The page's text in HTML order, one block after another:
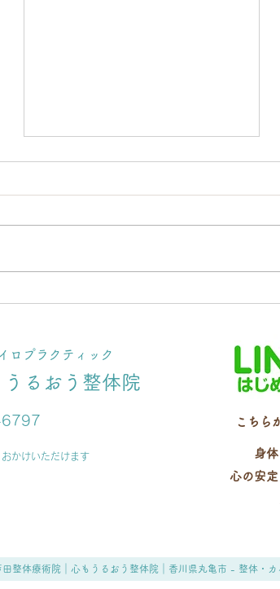
女性の肩こりは〇〇で治す！
ロプラクティック
るおう整体院
かけいただけます
こちら
身
心の安
田整体療術院｜心もうるおう整体院｜ 香川県丸亀市 - 整体・カ